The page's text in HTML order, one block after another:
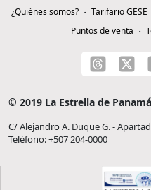
¿Quiénes somos? Tarifario GESE
Puntos de venta
© 2019 La Estrella de Panamá
C/ Alejandro A. Duque G. -
Teléfono: +507 204-0000